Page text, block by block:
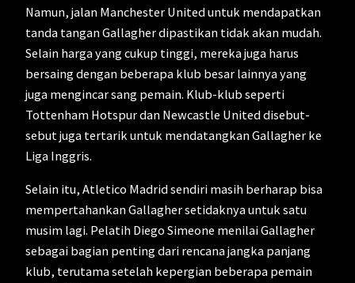
Namun, jalan Manchester United untuk mendapatkan
tanda tangan Gallagher dipastikan tidak akan mudah.
Selain harga yang cukup tinggi, mereka juga harus
bersaing dengan beberapa klub besar lainnya yang
juga mengincar sang pemain. Klub-klub seperti
Tottenham Hotspur dan Newcastle United disebut-
sebut juga tertarik untuk mendatangkan Gallagher ke
Liga Inggris.
Selain itu, Atletico Madrid sendiri masih berharap bisa
mempertahankan Gallagher setidaknya untuk satu
musim lagi. Pelatih Diego Simeone menilai Gallagher
sebagai bagian penting dari rencana jangka panjang
klub, terutama setelah kepergian beberapa pemain